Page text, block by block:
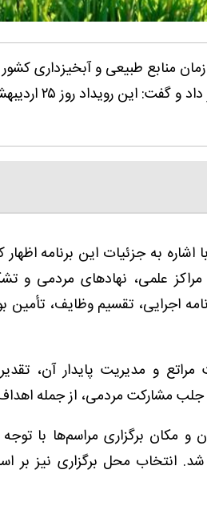
منابع طبیعی و آبخیزداری کشور
اشاره به جزئیات این برنامه
مراکز علمی، نهادهای مردمی
اجرایی، تقسیم وظایف،
و مدیریت پایدار آن، تقدیر
مشارکت مردمی، از جمله
و مکان برگزاری مراسم‌ها با
شد. انتخاب محل برگزاری نیز بر